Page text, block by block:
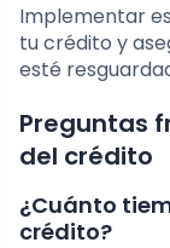
Implementar
tu crédito y
esté
Preguntas
del crédito
¿Cuánto
crédito?